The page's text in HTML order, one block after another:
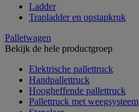
Ladder
Trapladder en opstapkruk
Palletwagen
Bekijk de hele productgroep
Elektrische pallettruck
Handpallettruck
Hoogheffende pallettruck
Pallettruck met weegsysteem